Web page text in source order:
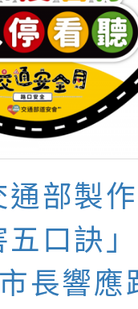
通部製
五口訣
長響應